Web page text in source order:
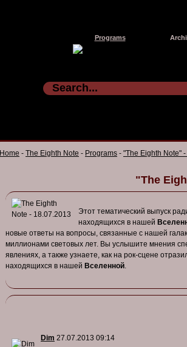
Programs
Home - The Eighth Note - Programs - "The Eighth Note"
"The
Этот тематический выпуск
находящихся в нашей
новые ответы на вопросы, связанные с нашей
миллионами световых лет. Вы услышите мнения
явлениях, а также узнаете, как на рок-сцене
находящихся в нашей Вселенной.
Dim 27.07.2013 09:14